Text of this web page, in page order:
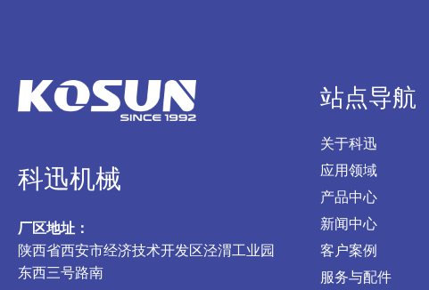
科迅机械
厂区地址：
陕西省西安市经济技术开发区泾渭工业园
东西三号路南
站点导航
关于科迅
应用领域
产品中心
新闻中心
客户案例
服务与配件